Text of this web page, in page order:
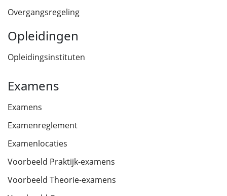
Overgangsregeling
Opleidingen
Opleidingsinstituten
Examens
Examens
Examenreglement
Examenlocaties
Voorbeeld Praktijk-examens
Voorbeeld Theorie-examens